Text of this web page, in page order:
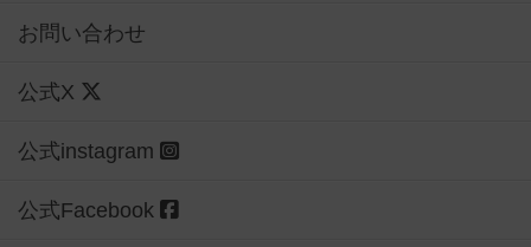
お問い合わせ
公式X
公式instagram
公式Facebook